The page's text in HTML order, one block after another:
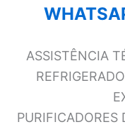
ASSISTÊNCIA
PURIFICADORES